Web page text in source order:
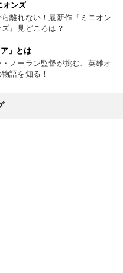
オンズ
離れない！最新作『ミニオン
』見どころは？
ア」とは
ノーラン監督が挑む、英雄オ
語を知る！